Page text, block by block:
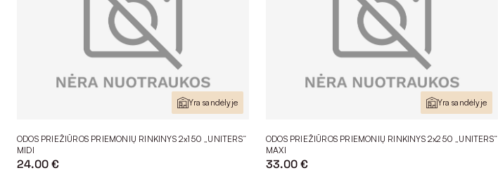
Yra sandėlyje
ODOS PRIEŽIŪROS PRIEMONIŲ RINKINYS 2x150 „UNITERS“
MIDI
24.00 €
Yra sandėlyje
ODOS PRIEŽIŪROS PRIEMONIŲ RINKINYS 2x250 „UNITERS“
MAXI
33.00 €